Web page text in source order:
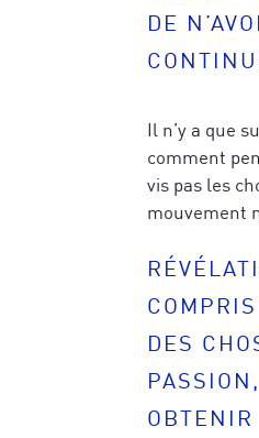
DE
Il n’y a que
comment
vis pas les
mouvement
DES
OBTENIR
Pour mieux vous inspirer,
Veuillez vérifier votre